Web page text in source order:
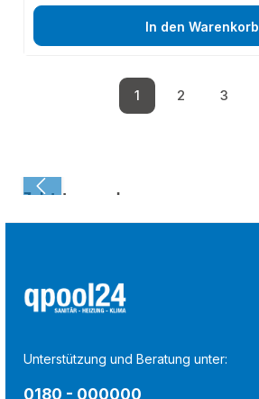
In den Warenkorb
Seite
1
Seite
2
Seite
3
Zuletzt angesehen:
Unterstützung und Beratung unter:
0180 - 000000